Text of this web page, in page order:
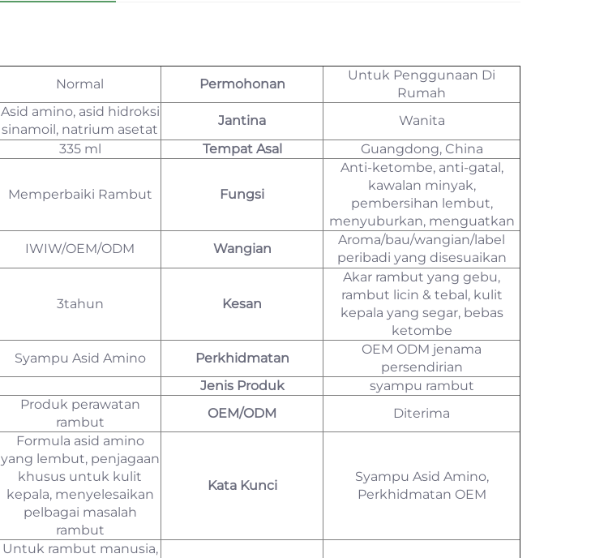
Normal Permohonan
Untuk Penggunaan Di
Rumah
Asid amino, asid hidroksi
sinamoil, natrium asetat
Jantina
Wanita
335 ml Tempat Asal Guangdong, China
Memperbaiki Rambut Fungsi
Anti-ketombe, anti-gatal,
kawalan minyak,
pembersihan lembut,
menyuburkan, menguatkan
IWIW/OEM/ODM Wangian
Aroma/bau/wangian/label
peribadi yang disesuaikan
3tahun Kesan
Akar rambut yang gebu,
rambut licin & tebal, kulit
kepala yang segar, bebas
ketombe
Syampu Asid Amino Perkhidmatan
OEM ODM jenama
persendirian
Jenis Produk
syampu rambut
Produk perawatan
rambut
OEM/ODM Diterima
Formula asid amino
yang lembut, penjagaan
khusus untuk kulit
kepala, menyelesaikan
pelbagai masalah
rambut
Kata Kunci
Syampu Asid Amino,
Perkhidmatan OEM
Untuk rambut manusia,